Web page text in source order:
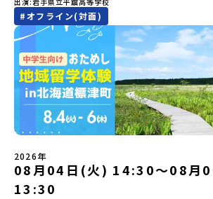
BASE2階 その他所在地公式HP：http://c-
合わせ先担当：小川・小原E-mail：
地域留学体験」のプログラム開催情報を公式
ご登録ください♪地域みらい留学公式LINE
そんな保護者様の不安や、中学生のみなさんの
フが直接お答えします。チャットでの質問も可
自宅からリラックスしてご参加ください。▼お
確認ください・参加規約への同意プログラムへ
だく前に、「お申し込みに関する各規約」への
す。ご確認ください。・抽選による参加者決
ただいた方の中から抽選の上、締め切り日か
し込み時に記入いただいたメールアドレス宛
ル」をお送りいたします。当選者は、メールに
認フォーム」に３日以内に回答いただき、確認
にご回答いただけない場合は、当選を取り消し
す。当選取り消しがあった場合は、繰り上げ当
いただきます。登録メールアドレスの変更をご
地域みらい留学公式LINEよりご連絡をお願いし
便で手配ください。【解散場所・時間】7月30
ち帯広空港※16：00以降にとかち帯広空港を
さい。【対象】中学2年生、中学3年生【宿泊先
ステイ住宅※1室に複数(同性2～4名程度)で宿
【旅行代金】無料※旅行代金に含まれる費用の
無料となります：・宿泊費（2泊分）・プログ
ィ・体験費用・一部の食事代*以下の費用は参
す・集合場所までの往復交通費・お土産代や自
などの個人的費用【募集人数】最大10名（お
抽選の上決定）【参加者決定】お申し込み多数
間】申込期間が延長になりました！5月7日(木
(木) 12：00まで疑問も不安もワクワクに変え
学」ステップアップ説明会プログラムの内容を
験プログラム内容（予定）＜1日目＞（PM）「
ン・自己紹介ワーク」「みんなで海遊び！」
に飛び込む！海を満喫しよう！「みんなで夕食
会」＜2日目＞（AM）「出水工業高校のオー
加」 -高校見学 -授業体験（PM）「学校のこ
づくりにチャレンジ！」 -各学科を実際に体
にチャレンジ -竹灯籠づくりを創って灯りを
BBQ」「2日目の振り返り会」＜3日目＞（AM
ワーク」 -みんなで振り返り対話（PM）
※天候の状況や参加人数によってプログラムを
（月）〜 8月5日（水）※参加が確定した方に
20:00に「参加者向け事前オンライン会」をご
ず参加をお願いします。【集合場所・時間】出
13:30 集合【解散場所・時間】出水駅 8月5日(
にぜひ一歩踏み出してみませんか？※都合によ
場合がございます。お早目にご応募ください！
無料＞緑があふれる大自然の町へ！世界でここ
然×アートの融合体験」や「自然クラフト」を
か？「大自然や文化体験が好き！興味がある！
ない郷土料理を味わってみたい！」「地元以
になる。いつか留学してみたい！」そんな中
すめ！「おためし地域留学体験」は、日本全国
ながら地域の枠を超えて学校生活を送ることが
留学」をプチ体験できるプログラムです。は
ではスタッフがしっかりとサポートいたしま
は「岩手県八幡平市（はちまんたいし）」岩手
んたいし）は北西部にあり、秋田県との県境に
す。町の約83％は「森林」！標高1,000mを超
もあり緑が豊かな大自然を感じることができ、
#オフライン(対面)
2026年
08月04日(火) 14:30〜08月
13:30